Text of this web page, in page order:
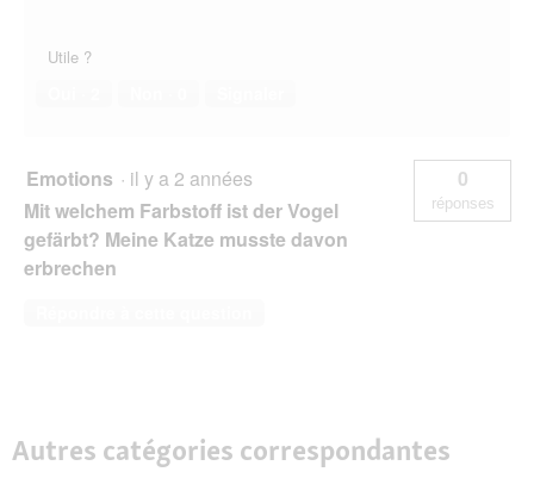
.
Utile ?
Emotions · il y a 2 années
Mit welchem Farbstoff ist der Vogel
gefärbt? Meine Katze musste davon
erbrechen
0
réponses
Autres catégories correspondantes